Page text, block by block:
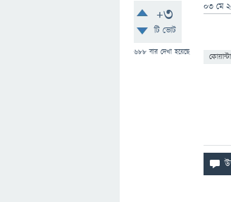
+3
টি ভোট
688 বার দেখা হয়েছে
03 মে